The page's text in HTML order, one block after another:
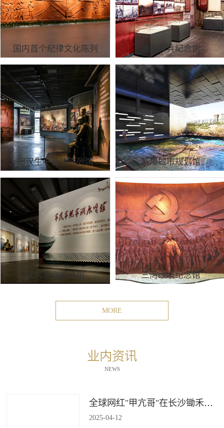
国内首个纪律文化陈列 通道转兵纪念馆
田汉生平业绩陈列馆 茶陵城市规划馆
家风家训展览馆 三湾改编纪念馆
MORE
业内资讯
NEWS
全球网红"甲亢哥"在长沙锄禾打造的杜甫江阁体验参观
2025-04-12